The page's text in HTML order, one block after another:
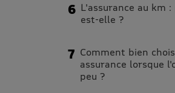
L'assurance au km :
est-elle ?
Comment bien
assurance lorsque
peu ?